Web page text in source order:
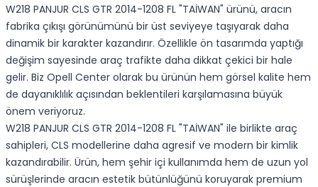
W218 PANJUR CLS GTR 2014-1208 FL "TAİWAN" ürünü, aracın
fabrika çıkışı görünümünü bir üst seviyeye taşıyarak daha
dinamik bir karakter kazandırır. Özellikle ön tasarımda yaptığı
değişim sayesinde araç trafikte daha dikkat çekici bir hale
gelir. Biz Opell Center olarak bu ürünün hem görsel kalite hem
de dayanıklılık açısından beklentileri karşılamasına büyük
önem veriyoruz.
W218 PANJUR CLS GTR 2014-1208 FL "TAİWAN" ile birlikte araç
sahipleri, CLS modellerine daha agresif ve modern bir kimlik
kazandırabilir. Ürün, hem şehir içi kullanımda hem de uzun yol
sürüşlerinde aracın estetik bütünlüğünü koruyarak premium